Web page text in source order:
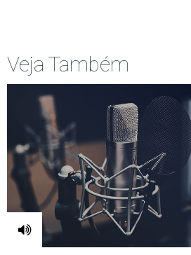
Veja Também